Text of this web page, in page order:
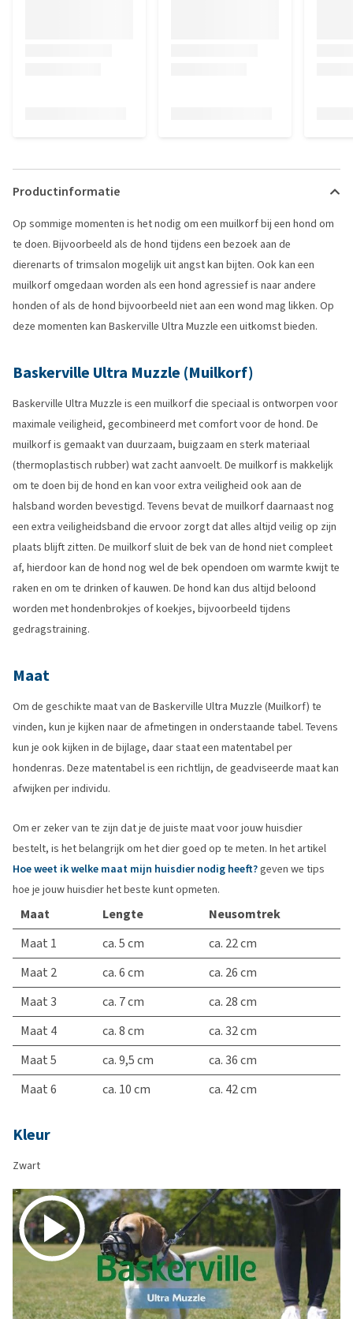
Productinformatie
Op sommige momenten is het nodig om een muilkorf bij een hond om
te doen. Bijvoorbeeld als de hond tijdens een bezoek aan de
dierenarts of trimsalon mogelijk uit angst kan bijten. Ook kan een
muilkorf omgedaan worden als een hond agressief is naar andere
honden of als de hond bijvoorbeeld niet aan een wond mag likken. Op
deze momenten kan Baskerville Ultra Muzzle een uitkomst bieden.
Baskerville Ultra Muzzle (Muilkorf)
Baskerville Ultra Muzzle is een muilkorf die speciaal is ontworpen voor
maximale veiligheid, gecombineerd met comfort voor de hond. De
muilkorf is gemaakt van duurzaam, buigzaam en sterk materiaal
(thermoplastisch rubber) wat zacht aanvoelt. De muilkorf is makkelijk
om te doen bij de hond en kan voor extra veiligheid ook aan de
halsband worden bevestigd. Tevens bevat de muilkorf daarnaast nog
een extra veiligheidsband die ervoor zorgt dat alles altijd veilig op zijn
plaats blijft zitten. De muilkorf sluit de bek van de hond niet compleet
af, hierdoor kan de hond nog wel de bek opendoen om warmte kwijt te
raken en om te drinken of kauwen. De hond kan dus altijd beloond
worden met hondenbrokjes of koekjes, bijvoorbeeld tijdens
gedragstraining.
Maat
Om de geschikte maat van de Baskerville Ultra Muzzle (Muilkorf) te
vinden, kun je kijken naar de afmetingen in onderstaande tabel. Tevens
kun je ook kijken in de bijlage, daar staat een matentabel per
hondenras. Deze matentabel is een richtlijn, de geadviseerde maat kan
afwijken per individu.
Om er zeker van te zijn dat je de juiste maat voor jouw huisdier
bestelt, is het belangrijk om het dier goed op te meten. In het artikel
Hoe weet ik welke maat mijn huisdier nodig heeft?geven we tips
hoe je jouw huisdier het beste kunt opmeten.
Maat Lengte
Neusomtrek
Maat 1
ca. 5 cm
ca. 22 cm
Maat 2
ca. 6 cm
ca. 26 cm
Maat 3
ca. 7 cm
ca. 28 cm
Maat 4
ca. 8 cm
ca. 32 cm
Maat 5
ca. 9,5 cm
ca. 36 cm
Maat 6
ca. 10 cm ca. 42 cm
Kleur
Zwart